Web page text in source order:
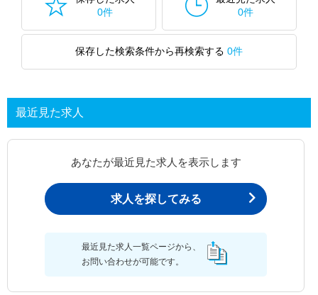
0件
0件
保存した検索条件から再検索する 0件
最近見た求人
あなたが最近見た求人を表示します
求人を探してみる
最近見た求人一覧ページから、
お問い合わせが可能です。